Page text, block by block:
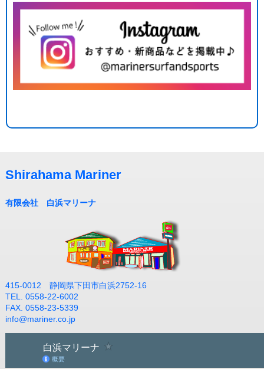
Shirahama Mariner
有限会社 白浜マリーナ
415-0012 静岡県下田市白浜2752-16
TEL. 0558-22-6002
FAX. 0558-23-5339
info@mariner.co.jp